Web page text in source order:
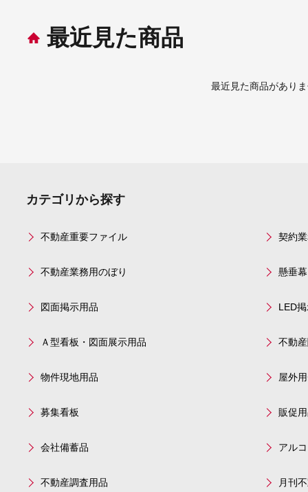
最近見た商品
最近見た商品があり
カテゴリから探す
不動産重要ファイル 契約
不動産業務用のぼり 懸垂
図面掲示用品 LED
Ａ型看板・図面展示用品 不動
物件現地用品 屋外
募集看板 販促
会社備蓄品 アル
不動産調査用品 月刊